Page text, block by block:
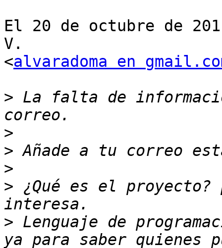
El 20 de octubre de
V.
<alvaradoma en
> La falta de
>
>
>
> ¿Qué es el
> Lenguaje de